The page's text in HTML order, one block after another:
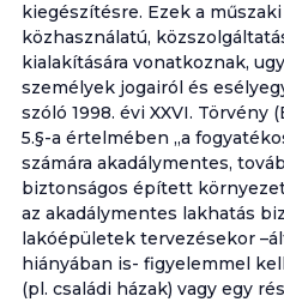
kiegészítésre. Ezek a
közhasználatú,
kialakítására vonatkoznak,
személyek jogairól és
szóló 1998. évi XXVI. Törvény
5.§-a értelmében „a
számára akadálymentes,
biztonságos épített
az akadálymentes lakhatás
lakóépületek tervezésekor
hiányában is- figyelemmel
(pl. családi házak) vagy egy